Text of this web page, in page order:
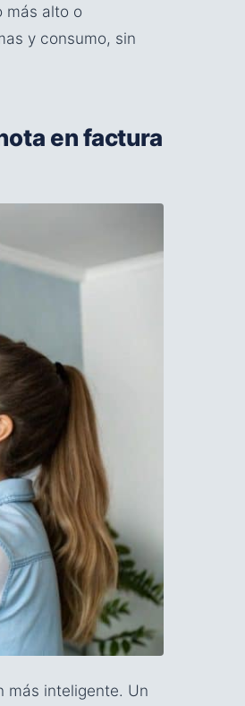
más alto o
y consumo, sin
en factura
más inteligente. Un